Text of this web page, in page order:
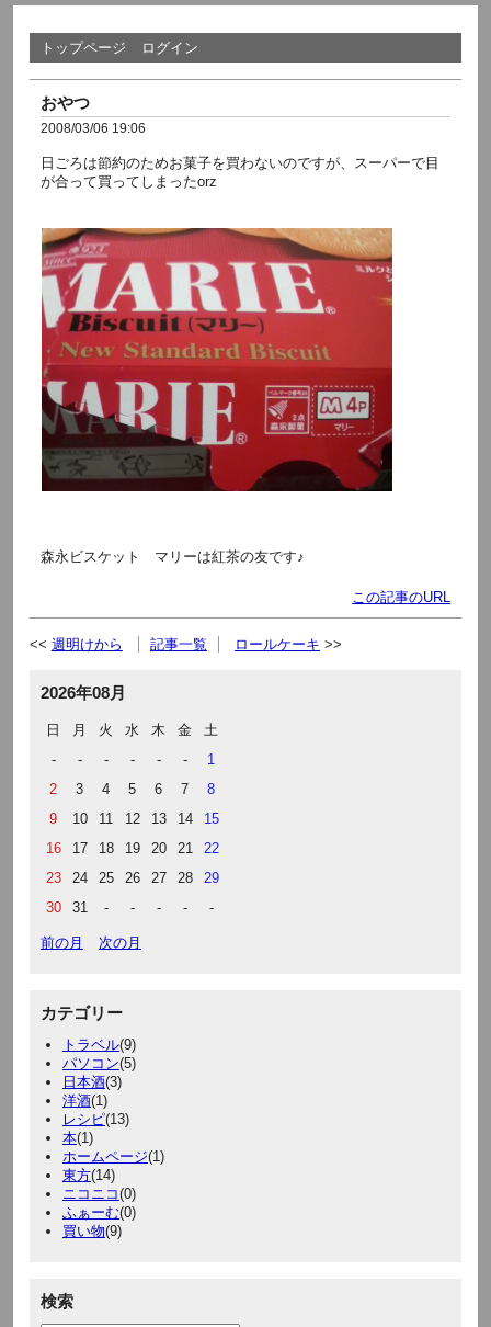
トップページ ログイン
おやつ
2008/03/06 19:06
日ごろは節約のためお菓子を買わないのですが、スーパーで目
が合って買ってしまったorz
森永ビスケット マリーは紅茶の友です♪
この記事のURL
週明けから 記事一覧 ロールケーキ
2026年08月
日 月 火 水 木 金
土
-
- - - - -
1
2
3 4 5 6 7
8
9
10 11 12 13 14
15
16
17 18 19 20 21
22
23
24 25 26 27 28
29
30
31 - - - - -
前の月 次の月
カテゴリー
トラベル(9)
パソコン(5)
日本酒(3)
洋酒(1)
レシピ(13)
本(1)
ホームページ(1)
東方(14)
ニコニコ(0)
ふぁーむ(0)
買い物(9)
検索